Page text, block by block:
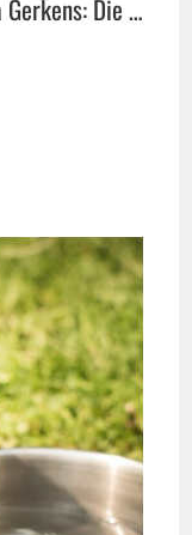
Manuela Gerkens: Die Energiearbeiterin hinter LumiVitae